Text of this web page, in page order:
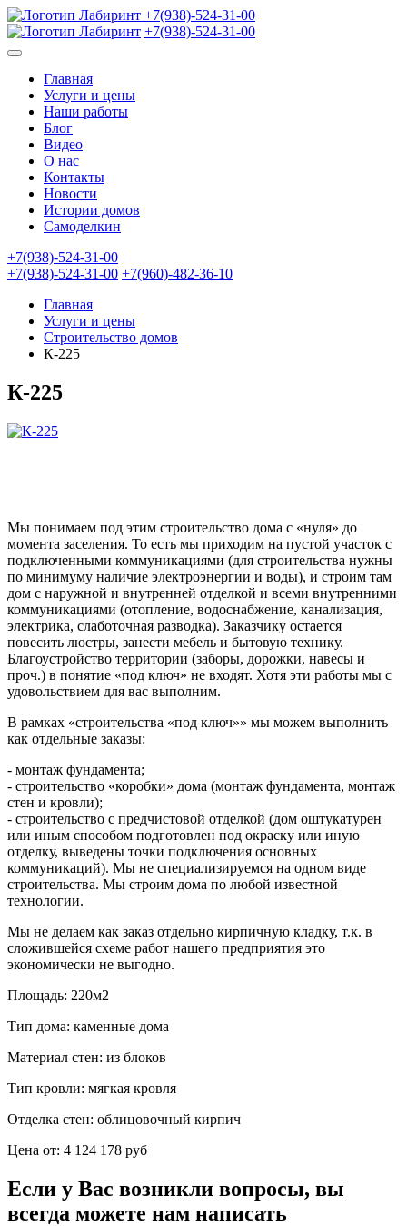
+7(938)-524-31-00
+7(938)-524-31-00
Главная
Услуги и цены
Наши работы
Блог
Видео
О нас
Контакты
Новости
Истории домов
Самоделкин
+7(938)-524-31-00
+7(938)-524-31-00 +7(960)-482-36-10
Главная
Услуги и цены
Строительство домов
К-225
К-225
Мы понимаем под этим строительство дома с «нуля» до
момента заселения. То есть мы приходим на пустой участок с
подключенными коммуникациями (для строительства нужны
по минимуму наличие электроэнергии и воды), и строим там
дом с наружной и внутренней отделкой и всеми внутренними
коммуникациями (отопление, водоснабжение, канализация,
электрика, слаботочная разводка). Заказчику остается
повесить люстры, занести мебель и бытовую технику.
Благоустройство территории (заборы, дорожки, навесы и
проч.) в понятие «под ключ» не входят. Хотя эти работы мы с
удовольствием для вас выполним.
В рамках «строительства «под ключ»» мы можем выполнить
как отдельные заказы:
- монтаж фундамента;
- строительство «коробки» дома (монтаж фундамента, монтаж
стен и кровли);
- строительство с предчистовой отделкой (дом оштукатурен
или иным способом подготовлен под окраску или иную
отделку, выведены точки подключения основных
коммуникаций). Мы не специализируемся на одном виде
строительства. Мы строим дома по любой известной
технологии.
Мы не делаем как заказ отдельно кирпичную кладку, т.к. в
сложившейся схеме работ нашего предприятия это
экономически не выгодно.
Площадь: 220м2
Тип дома: каменные дома
Материал стен: из блоков
Тип кровли: мягкая кровля
Отделка стен: облицовочный кирпич
Цена от: 4 124 178 руб
Если у Вас возникли вопросы, вы
всегда можете нам написать